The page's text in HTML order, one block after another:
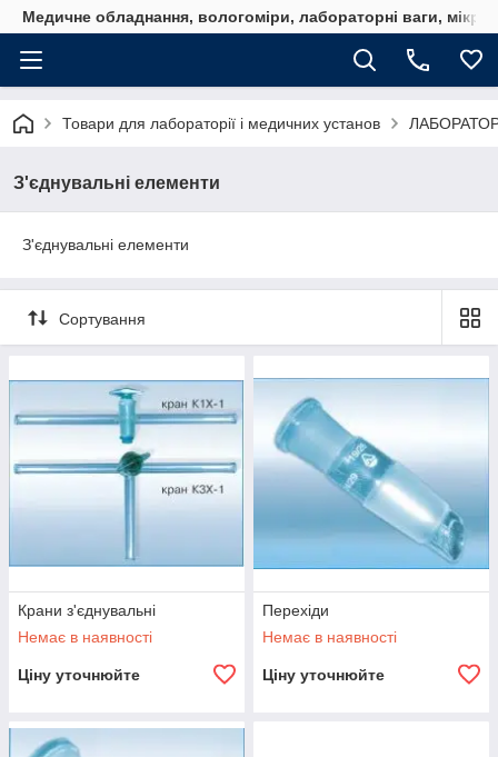
Медичне обладнання, вологоміри, лабораторні ваги,
Товари для лабораторії і медичних установ
З'єднувальні елементи
З'єднувальні елементи
Сортування
Крани з'єднувальні
Немає в наявності
Ціну уточнюйте
Перехіди
Немає в наявності
Ціну уточнюйте